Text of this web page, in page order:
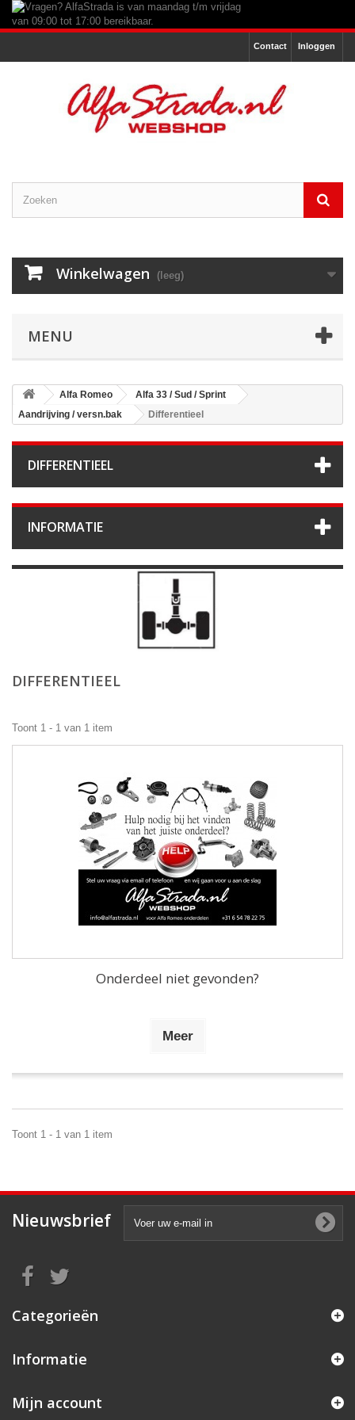
Inloggen
Contact
Winkelwagen (leeg)
MENU
Alfa Romeo
Alfa 33 / Sud / Sprint
Aandrijving / versn.bak
Differentieel
DIFFERENTIEEL
INFORMATIE
DIFFERENTIEEL
Toont 1 - 1 van 1 item
Onderdeel niet gevonden?
Meer
Toont 1 - 1 van 1 item
Nieuwsbrief
Categorieën
Informatie
Mijn account